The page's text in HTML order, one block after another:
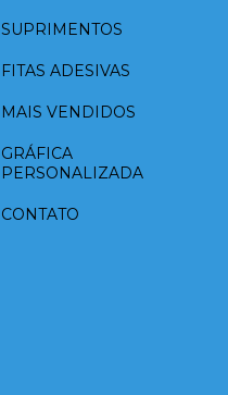
SUPRIMENTOS
FITAS ADESIVAS
MAIS VENDIDOS
GRÁFICA
PERSONALIZADA
CONTATO